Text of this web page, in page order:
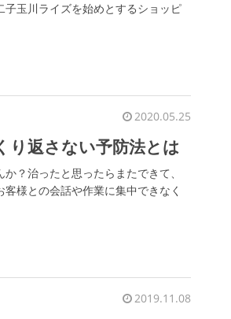
玉川ライズを始めとするショッピ
2020.05.25
り返さない予防法とは
？治ったと思ったらまたできて、
様との会話や作業に集中できなく
2019.11.08